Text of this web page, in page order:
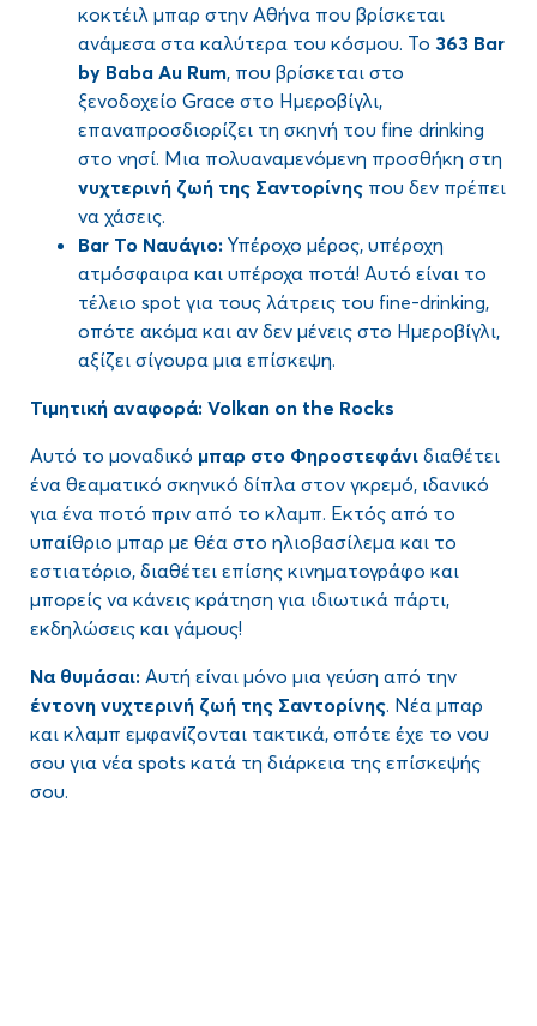
κοκτέιλ μπαρ στην Αθήνα που βρίσκεται
ανάμεσα στα καλύτερα του κόσμου. Το 363 Bar
by Baba Au Rum, που βρίσκεται στο
ξενοδοχείο Grace στο Ημεροβίγλι,
επαναπροσδιορίζει τη σκηνή του fine drinking
στο νησί. Μια πολυαναμενόμενη προσθήκη στη
νυχτερινή ζωή της Σαντορίνης που δεν πρέπει
να χάσεις.
Bar Το Ναυάγιο: Υπέροχο μέρος, υπέροχη
ατμόσφαιρα και υπέροχα ποτά! Αυτό είναι το
τέλειο spot για τους λάτρεις του fine-drinking,
οπότε ακόμα και αν δεν μένεις στο Ημεροβίγλι,
αξίζει σίγουρα μια επίσκεψη.
Τιμητική αναφορά: Volkan on the Rocks
Αυτό το μοναδικό μπαρ στο Φηροστεφάνι διαθέτει
ένα θεαματικό σκηνικό δίπλα στον γκρεμό, ιδανικό
για ένα ποτό πριν από το κλαμπ. Εκτός από το
υπαίθριο μπαρ με θέα στο ηλιοβασίλεμα και το
εστιατόριο, διαθέτει επίσης κινηματογράφο και
μπορείς να κάνεις κράτηση για ιδιωτικά πάρτι,
εκδηλώσεις και γάμους!
Να θυμάσαι: Αυτή είναι μόνο μια γεύση από την
έντονη νυχτερινή ζωή της Σαντορίνης. Νέα μπαρ
και κλαμπ εμφανίζονται τακτικά, οπότε έχε το νου
σου για νέα spots κατά τη διάρκεια της επίσκεψής
σου.